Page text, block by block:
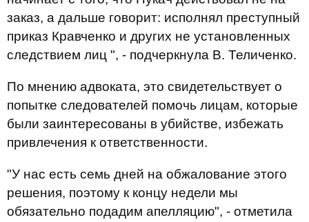
заказ, а дальше говорит: исполнял преступный
приказ Кравченко и других не установленных
следствием лиц ", - подчеркнула В. Теличенко.
По мнению адвоката, это свидетельствует о
попытке следователей помочь лицам, которые
были заинтересованы в убийстве, избежать
привлечения к ответственности.
"У нас есть семь дней на обжалование этого
решения, поэтому к концу недели мы
обязательно подадим апелляцию", - отметила